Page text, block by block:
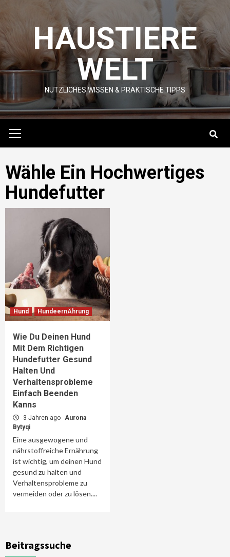
content HAUSTIERE
WELT
NÜTZLICHES WISSEN & PRAKTISCHE TIPPS
Menu
Wähle Ein Hochwertiges
Hundefutter
Hund HundeernÄhrung
Wie Du Deinen Hund
Mit Dem Richtigen
Hundefutter Gesund
Halten Und
Verhaltensprobleme
Einfach Beenden
Kanns
3 Jahren ago Aurona
Bytyqi
Eine ausgewogene und
nährstoffreiche Ernährung
ist wichtig, um deinen Hund
gesund zu halten und
Verhaltensprobleme zu
vermeiden oder zu lösen....
Beitragssuche